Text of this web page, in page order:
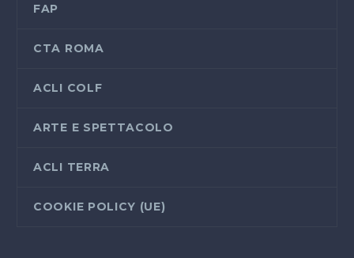
FAP
CTA ROMA
ACLI COLF
ARTE E SPETTACOLO
ACLI TERRA
COOKIE POLICY (UE)